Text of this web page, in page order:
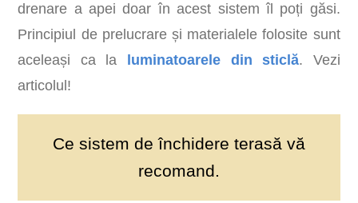
drenare a apei doar în acest sistem îl poți găsi.
Principiul de prelucrare și materialele folosite sunt
aceleași ca la
luminatoarele din sticlă. Vezi
articolul!
Ce sistem de închidere terasă vă
recomand.